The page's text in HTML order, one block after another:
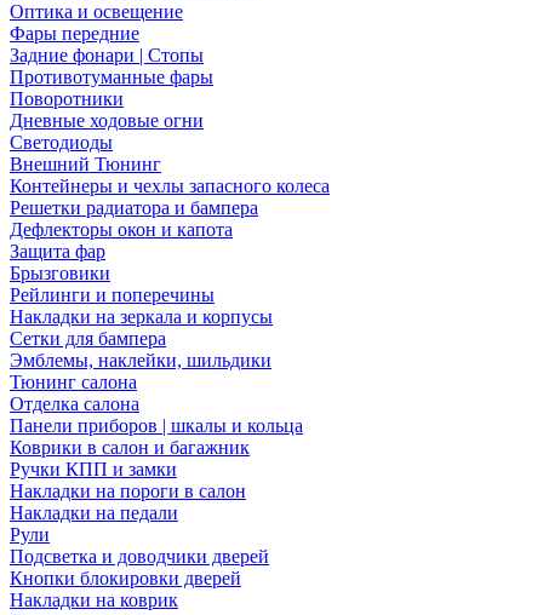
Оптика и освещение
Фары передние
Задние фонари | Стопы
Противотуманные фары
Поворотники
Дневные ходовые огни
Светодиоды
Внешний Тюнинг
Контейнеры и чехлы запасного колеса
Решетки радиатора и бампера
Дефлекторы окон и капота
Защита фар
Брызговики
Рейлинги и поперечины
Накладки на зеркала и корпусы
Сетки для бампера
Эмблемы, наклейки, шильдики
Тюнинг салона
Отделка салона
Панели приборов | шкалы и кольца
Коврики в салон и багажник
Ручки КПП и замки
Накладки на пороги в салон
Накладки на педали
Рули
Подсветка и доводчики дверей
Кнопки блокировки дверей
Накладки на коврик